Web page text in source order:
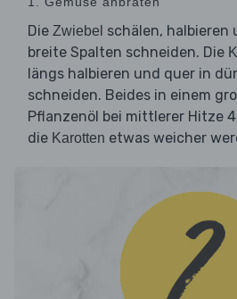
Die Zwiebel schälen, halbieren
breite Spalten schneiden. Die
längs halbieren und quer in
schneiden. Beides in einem
Pflanzenöl bei mittlerer Hitze
die Karotten etwas weicher